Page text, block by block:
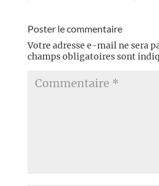
Poster le commentaire
Votre adresse e-mail ne sera
champs obligatoires sont